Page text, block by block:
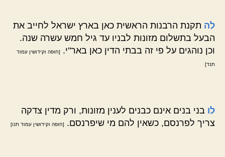
לה תקנת הרבנות הראשית כאן בארץ ישראל לחייב את
הבעל בתשלום מזונות לבניו עד גיל חמש עשרה שנה.
וכן נוהגים על פי זה בבתי הדין כאן באר"י.
[חופה וקידושין עמוד
תנד]
לו בני בנים אינם כבנים לענין מזונות, ורק מדין צדקה
צריך לפרנסם, כשאין להם מי שיפרנסם.
[חופה וקידושין עמוד תנו]